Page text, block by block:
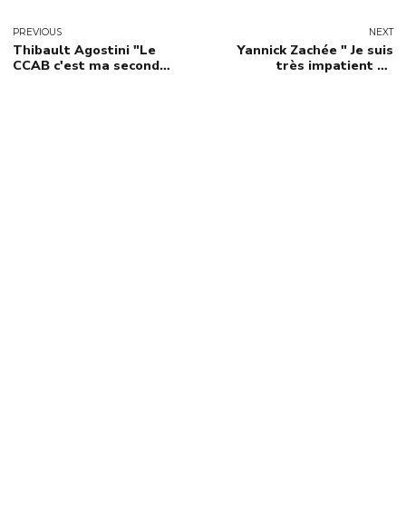
PREVIOUS
Thibault Agostini "Le
CCAB c'est ma seconde
NEXT
Yannick Zachée " Je suis
très impatient de